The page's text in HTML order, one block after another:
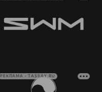
РЕКЛАМА • TASSAY.RU